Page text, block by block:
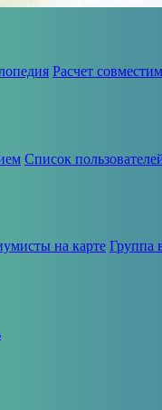
Расчет
Список
на карте Группа